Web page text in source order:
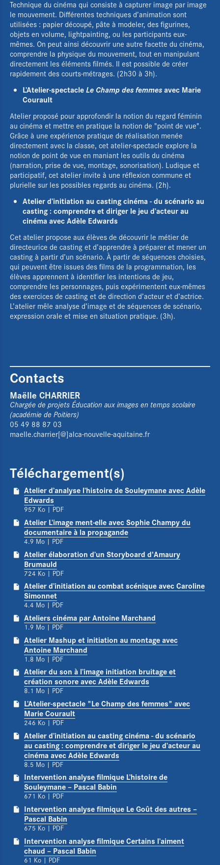
L'Éducation aux images
Actualités
Agenda
Films d'atelier
Cartographie & chiffres clés
Boîte à outils
Newsletter
Technique du cinéma qui consiste à capturer image par image
le mouvement. Différentes techniques d’animation sont
utilisées : papier découpé, pâte à modeler, des figurines,
objets en volume, lightpainting, ou les participants eux-
mêmes. On peut ainsi découvrir une autre facette du cinéma,
comprendre la physique du mouvement, tout en manipulant
directement les éléments filmés. Il est possible de créer
rapidement des courts-métrages. (2h30 à 3h).
L’Atelier-spectacleLe Champ des femmesavec Marie
Courault
Atelier proposé pour approfondir la notion du regard féminin
au cinéma et mettre en pratique la notion de "point de vue".
Grâce à une expérience pratique de réalisation menée
directement avec la classe, cet atelier-spectacle explore la
notion de point de vue en maniant les outils du cinéma
(narration, prise de vue, montage, sonorisation). Ludique et
participatif, cet atelier invite à une réflexion commune et
plurielle sur les possibles regards au cinéma. (2h).
Atelier d’initiation au casting cinéma - du scénario au
casting : comprendre et diriger le jeu d’acteur au
cinéma avec Adèle Edwards
Cet atelier propose aux élèves de découvrir le métier de
directeurice de casting et d’apprendre à préparer et mener un
casting à partir d’un scénario. À partir de séquences choisies,
qui peuvent être issues des films de la programmation, les
élèves apprennent à identifier les intentions de jeu,
comprendre les personnages, puis expérimentent eux-mêmes
des exercices de casting et de direction d’acteur et d’actrice.
L’atelier mêle analyse d’image et de séquences de scénario,
expression orale et mise en situation pratique. (3h).
Contacts
Maëlle CHARRIER
Chargée de projets Éducation aux images en temps scolaire
(académie de Poitiers)
05 49 88 87 03
maelle.charrier[@]alca-nouvelle-aquitaine.fr
Téléchargement(s)
Atelier d’analyse l’histoire de Souleymane avec Adèle
Edwards
957 Ko | PDF
Atelier L’image ment-elle avec Sophie Champy du
documentaire à la propagande
4.9 Mo | PDF
Atelier élaboration d’un Storyboard d'Amaury
Brumauld
724 Ko | PDF
Atelier d’initiation au combat scénique avec Caroline
Simonnet
4.4 Mo | PDF
Ateliers cinéma par Antoine Marchand
1.9 Mo | PDF
Atelier Mashup et initiation au montage avec
Antoine Marchand
1.8 Mo | PDF
Atelier du son à l’image initiation bruitage et
création sonore avec Adèle Edwards
8.1 Mo | PDF
L’Atelier-spectacle "Le Champ des femmes" avec
Marie Courault
246 Ko | PDF
Atelier d’initiation au casting cinéma - du scénario
au casting : comprendre et diriger le jeu d’acteur au
cinéma avec Adèle Edwards
8.5 Mo | PDF
Intervention analyse filmique L’histoire de
Souleymane – Pascal Babin
671 Ko | PDF
Intervention analyse filmique Le Goût des autres –
Pascal Babin
675 Ko | PDF
Intervention analyse filmique Certains l’aiment
chaud – Pascal Babin
61 Ko | PDF